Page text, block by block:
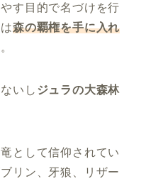
す目的で名づけを行
森の覇権を手に入れ
いし ジュラの大森林
として信仰されてい
リン、牙狼、リザー